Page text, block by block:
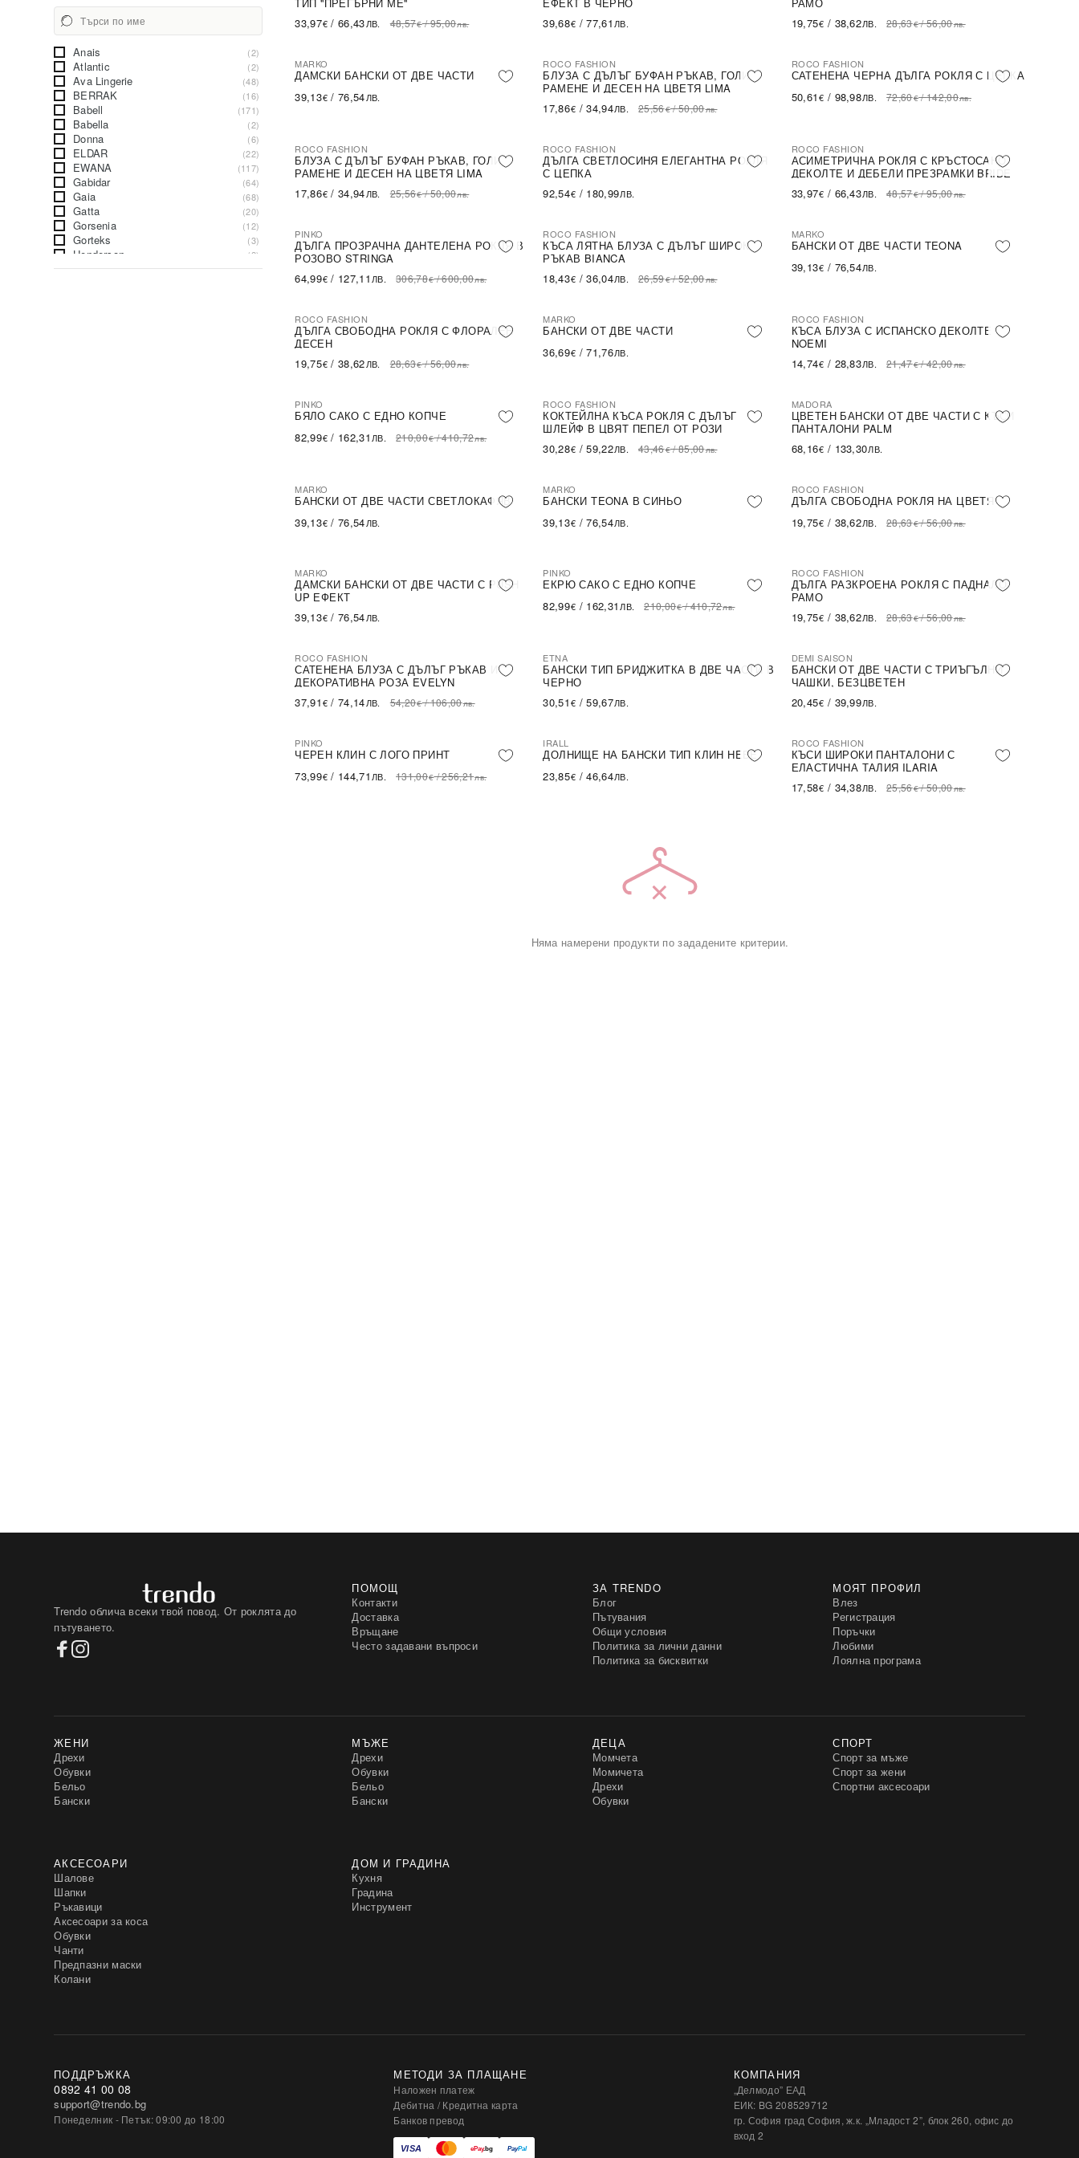
Anais (2)
Atlantic (2)
Ava Lingerie (48)
BERRAK (16)
Babell (171)
Babella (2)
Donna (6)
ELDAR (22)
EWANA (117)
Gabidar (64)
Gaia (68)
Gatta (20)
Gorsenia (12)
Gorteks (3)
Henderson (2)
Henderson Ladies (34)
33,97€ /66,43ЛВ. 48,57€/95,00лв.
39,68€ /77,61 ЛВ.
19,75€ / 38,62ЛВ. 28,63€/56,00лв.
MARKO
ДАМСКИ БАНСКИ ОТ ДВЕ ЧАСТИ
39,13€ /76,54ЛВ.
-30%
ROCO FASHION
БЛУЗА С ДЪЛЪГ БУФАН РЪКАВ, ГОЛИ
РАМЕНЕ И ДЕСЕН НА ЦВЕТЯ LIMA
17,86€ /34,94ЛВ. 25,56€/50,00лв.
-30%
ROCO FASHION
САТЕНЕНА ЧЕРНА ДЪЛГА РОКЛЯ С ЦЕПКА
50,61 € / 98,98ЛВ. 72,60€/142,00лв.
-30%
ROCO FASHION
БЛУЗА С ДЪЛЪГ БУФАН РЪКАВ, ГОЛИ
РАМЕНЕ И ДЕСЕН НА ЦВЕТЯ LIMA
17,86€ /34,94ЛВ. 25,56€/50,00лв.
ROCO FASHION
ДЪЛГА СВЕТЛОСИНЯ ЕЛЕГАНТНА РОКЛЯ
С ЦЕПКА
92,54€ / 180,99ЛВ.
-30%
ROCO FASHION
АСИМЕТРИЧНА РОКЛЯ С КРЪСТОСАНО
ДЕКОЛТЕ И ДЕБЕЛИ ПРЕЗРАМКИ BRIDE
33,97€ / 66,43ЛВ. 48,57€/95,00лв.
-79% SALE
PINKO
ДЪЛГА ПРОЗРАЧНА ДАНТЕЛЕНА РОКЛЯ В
РОЗОВО STRINGA
64,99€ / 127,11 ЛВ. 306,78€/600,00лв.
-31%
ROCO FASHION
КЪСА ЛЯТНА БЛУЗА С ДЪЛЪГ ШИРОК
РЪКАВ BIANCA
18,43€ /36,04ЛВ. 26,59€/52,00лв.
MARKO
БАНСКИ ОТ ДВЕ ЧАСТИ TEONA
39,13€ / 76,54ЛВ.
-31%
ROCO FASHION
ДЪЛГА СВОБОДНА РОКЛЯ С ФЛОРАЛЕН
ДЕСЕН
19,75€ /38,62ЛВ. 28,63€/56,00лв.
MARKO
БАНСКИ ОТ ДВЕ ЧАСТИ
36,69€ /71,76ЛВ.
-31%
ROCO FASHION
КЪСА БЛУЗА С ИСПАНСКО ДЕКОЛТЕ
NOEMI
14,74€ / 28,83ЛВ. 21,47€/42,00лв.
-60% SALE
PINKO
БЯЛО САКО С ЕДНО КОПЧЕ
82,99€ / 162,31 ЛВ. 210,00€/410,72лв.
-30%
ROCO FASHION
КОКТЕЙЛНА КЪСА РОКЛЯ С ДЪЛЪГ
ШЛЕЙФ В ЦВЯТ ПЕПЕЛ ОТ РОЗИ
30,28€ /59,22ЛВ. 43,46€/85,00лв.
MADORA
ЦВЕТЕН БАНСКИ ОТ ДВЕ ЧАСТИ С КЪСИ
ПАНТАЛОНИ PALM
68,16€ / 133,30ЛВ.
MARKO
БАНСКИ ОТ ДВЕ ЧАСТИ СВЕТЛОКАФЯВ
39,13€ /76,54ЛВ.
MARKO
БАНСКИ TEONA В СИНЬО
39,13€ /76,54ЛВ.
-31%
ROCO FASHION
ДЪЛГА СВОБОДНА РОКЛЯ НА ЦВЕТЯ
19,75€ / 38,62ЛВ. 28,63€/56,00лв.
MARKO
ДАМСКИ БАНСКИ ОТ ДВЕ ЧАСТИ С PUSH
UP ЕФЕКТ
39,13€ /76,54ЛВ.
-60% SALE
PINKO
ЕКРЮ САКО С ЕДНО КОПЧЕ
82,99€ / 162,31 ЛВ. 210,00€/410,72лв.
-31%
ROCO FASHION
ДЪЛГА РАЗКРОЕНА РОКЛЯ С ПАДНАЛО
РАМО
19,75€ / 38,62ЛВ. 28,63€/56,00лв.
-30%
ROCO FASHION
САТЕНЕНА БЛУЗА С ДЪЛЪГ РЪКАВ И
ДЕКОРАТИВНА РОЗА EVELYN
37,91€ /74,14ЛВ. 54,20€/106,00лв.
ETNA
БАНСКИ ТИП БРИДЖИТКА В ДВЕ ЧАСТИ В
ЧЕРНО
30,51€ /59,67ЛВ.
DEMI SAISON
БАНСКИ ОТ ДВЕ ЧАСТИ С ТРИЪГЪЛНИ
ЧАШКИ, БЕЗЦВЕТЕН
20,45€ / 39,99ЛВ.
-44% SALE
PINKO
ЧЕРЕН КЛИН С ЛОГО ПРИНТ
73,99€ / 144,71 ЛВ. 131,00€/256,21лв.
IRALL
ДОЛНИЩЕ НА БАНСКИ ТИП КЛИН HEBE
23,85€ /46,64ЛВ.
-31%
ROCO FASHION
КЪСИ ШИРОКИ ПАНТАЛОНИ С
ЕЛАСТИЧНА ТАЛИЯ ILARIA
17,58€ / 34,38ЛВ. 25,56€/50,00лв.
Няма намерени продукти по зададените критерии.
Trendo облича всеки твой повод. От роклята до
пътуването.
ПОМОЩ
Контакти
Доставка
Връщане
Често задавани въпроси
ЗА TRENDO
Блог
Пътувания
Общи условия
Политика за лични данни
Политика за бисквитки
МОЯТ ПРОФИЛ
Влез
Регистрация
Поръчки
Любими
Лоялна програма
ЖЕНИ
Дрехи
Обувки
Бельо
Бански
МЪЖЕ
Дрехи
Обувки
Бельо
Бански
ДЕЦА
Момчета
Момичета
Дрехи
Обувки
СПОРТ
Спорт за мъже
Спорт за жени
Спортни аксесоари
АКСЕСОАРИ
Шалове
Шапки
Ръкавици
Аксесоари за коса
Обувки
Чанти
Предпазни маски
Колани
ДОМ И ГРАДИНА
Кухня
Градина
Инструмент
ПОДДРЪЖКА
0892 41 00 08
support@trendo.bg
Понеделник - Петък: 09:00 до 18:00
МЕТОДИ ЗА ПЛАЩАНЕ
Наложен платеж
Дебитна / Кредитна карта
Банков превод
КОМПАНИЯ
„Делмодо” ЕАД
ЕИК: BG 208529712
гр. София град София, ж.к. „Младост 2”, блок 260, офис до
вход 2